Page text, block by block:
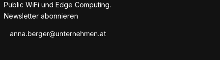
Public WiFi und Edge Computing.
Newsletter abonnieren